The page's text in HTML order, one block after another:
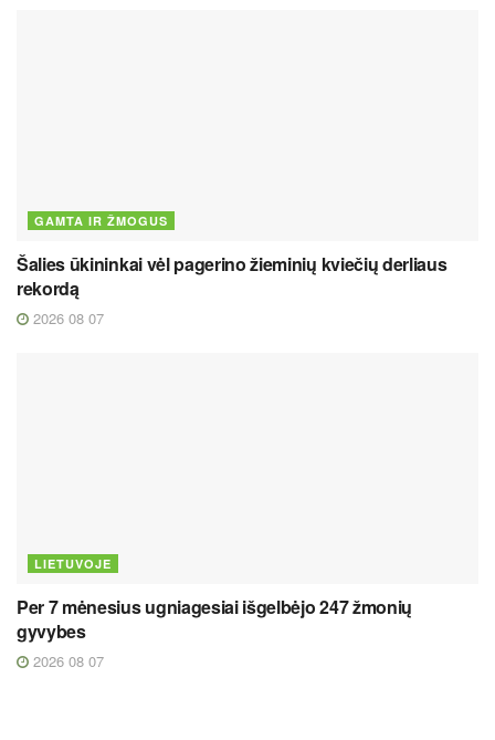
GAMTA IR ŽMOGUS
Šalies ūkininkai vėl pagerino žieminių kviečių derliaus
rekordą
2026 08 07
LIETUVOJE
Per 7 mėnesius ugniagesiai išgelbėjo 247 žmonių
gyvybes
2026 08 07